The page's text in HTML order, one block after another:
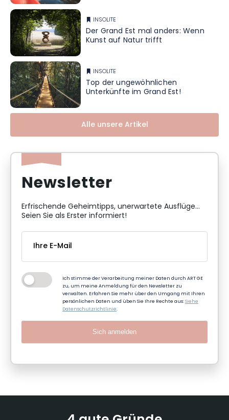
INSOLITE
Der Grand Est mal anders: Wenn
Kunst auf Natur trifft
INSOLITE
Top der ungewöhnlichen
Unterkünfte im Grand Est!
Alle unsere Artikel
Newsletter
Erfrischende Geheimtipps, unerwartete Ausflüge...
Seien Sie als Erster informiert!
Ich stimme der Verarbeitung meiner Daten durch ART GE
zu, um meine Anmeldung für den Newsletter zu
verwalten. Erfahren Sie mehr über den Umgang mit Ihren
persönlichen Daten und üben Sie Ihre Rechte aus:Siehe
Datenschutzrichtlinie.
Sich anmelden